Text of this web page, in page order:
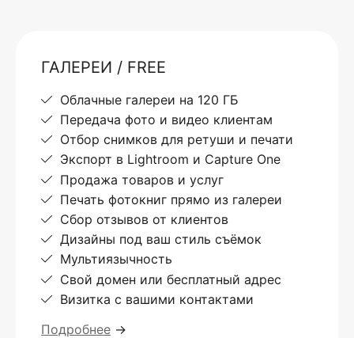
ГАЛЕРЕИ / FREE
Облачные галереи на 120 ГБ
Передача фото и видео клиентам
Отбор снимков для ретуши и печати
Экспорт в Lightroom и Capture One
Продажа товаров и услуг
Печать фотокниг прямо из галереи
Сбор отзывов от клиентов
Дизайны под ваш стиль съёмок
Мультиязычность
Свой домен или бесплатный адрес
Визитка с вашими контактами
Подробнее →